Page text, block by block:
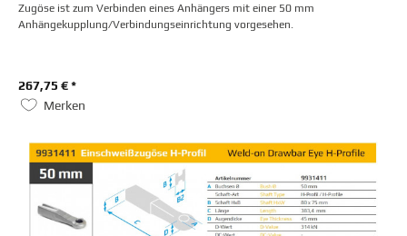
Zugöse ist zum Verbinden eines Anhängers mit einer 50 mm
Anhängekupplung/Verbindungseinrichtung vorgesehen.
267,75 € *
Merken